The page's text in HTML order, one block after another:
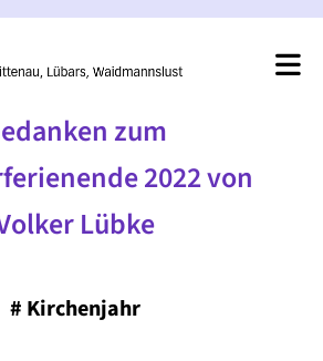
zum
2022 von
Lübke
# Kirchenjahr